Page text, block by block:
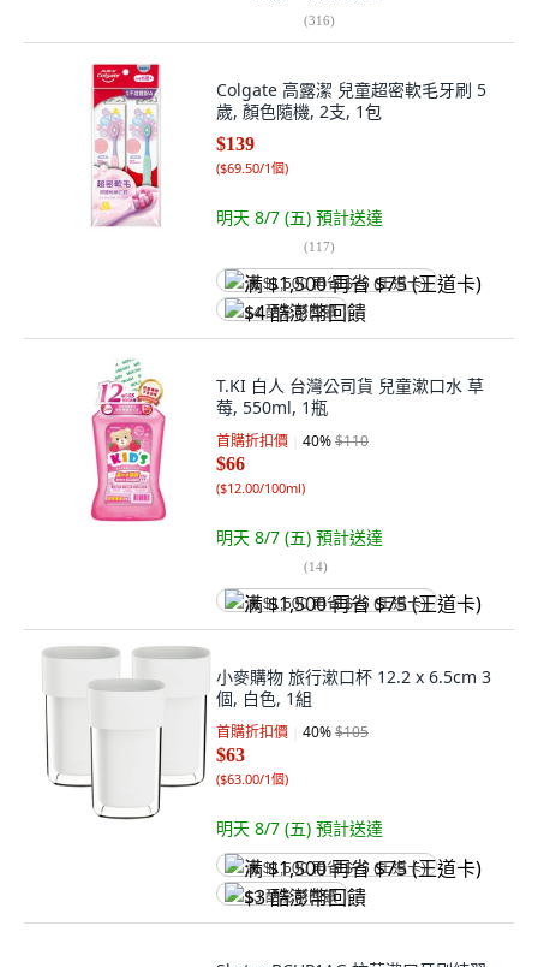
(316)
Colgate 高露潔 兒童超密軟毛牙刷 5
歲, 顏色隨機, 2支, 1包
$139
($69.50/1個)
明天 8/7 (五) 預計送達
(117)
满 $1,500 再省 $75 (王道卡)
$4 酷澎幣回饋
T.KI 白人 台灣公司貨 兒童漱口水 草
莓, 550ml, 1瓶
首購折扣價 40%$110
$66
($12.00/100ml)
明天 8/7 (五) 預計送達
(14)
满 $1,500 再省 $75 (王道卡)
小麥購物 旅行漱口杯 12.2 x 6.5cm 3
個, 白色, 1組
首購折扣價 40%$105
$63
($63.00/1個)
明天 8/7 (五) 預計送達
满 $1,500 再省 $75 (王道卡)
$3 酷澎幣回饋